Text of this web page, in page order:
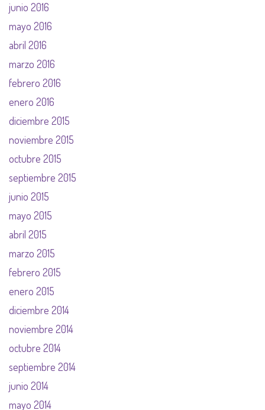
junio 2016
mayo 2016
abril 2016
marzo 2016
febrero 2016
enero 2016
diciembre 2015
noviembre 2015
octubre 2015
septiembre 2015
junio 2015
mayo 2015
abril 2015
marzo 2015
febrero 2015
enero 2015
diciembre 2014
noviembre 2014
octubre 2014
septiembre 2014
junio 2014
mayo 2014